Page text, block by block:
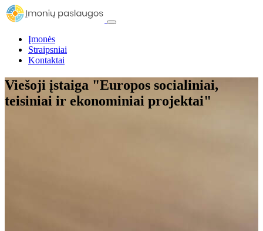
Įmonės
Straipsniai
Kontaktai
Viešoji įstaiga "Europos socialiniai,
teisiniai ir ekonominiai projektai"